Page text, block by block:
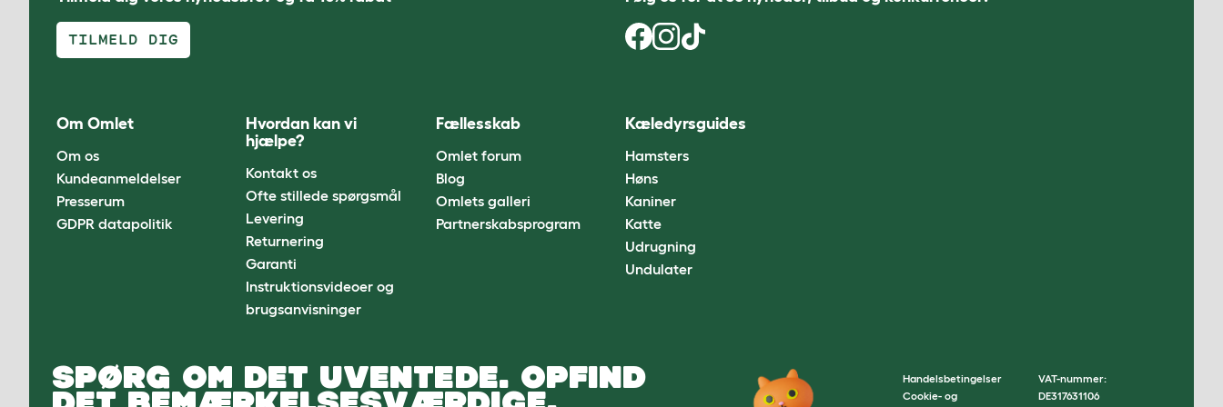
TILMELD DIG
Om Omlet
Om os
Kundeanmeldelser
Presserum
GDPR datapolitik
Hvordan kan vi
hjælpe?
Kontakt os
Ofte stillede spørgsmål
Levering
Returnering
Garanti
Instruktionsvideoer og
brugsanvisninger
Fællesskab
Omlet forum
Blog
Omlets galleri
Partnerskabsprogram
Kæledyrsguides
Hamsters
Høns
Kaniner
Katte
Udrugning
Undulater
SPØRG OM DET UVENTEDE. OPFIND
Handelsbetingelser
Cookie- og
VAT-nummer:
DE317631106